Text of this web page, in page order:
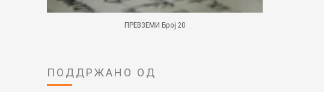
ПРЕВЗЕМИ Број 20
ПОДДРЖАНО ОД